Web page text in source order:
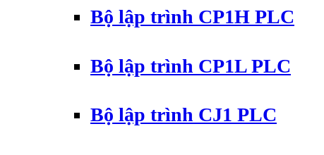
Bộ lập trình CP1H PLC
Bộ lập trình CP1L PLC
Bộ lập trình CJ1 PLC